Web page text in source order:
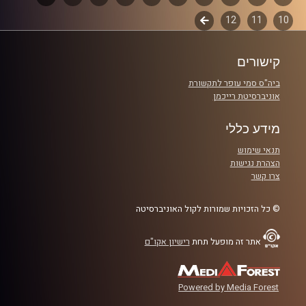
קרדיט תמונות:Elior Buchnik
פרקים
10
11
12
לשלב
קישורים
ביה"ס סמי עופר לתקשורת
אוניברסיטת רייכמן
מידע כללי
תנאי שימוש
הצהרת נגישות
צרו קשר
© כל הזכויות שמורות לקול האוניברסיטה
אתר זה מופעל תחת רישיון אקו"ם
Powered by Media Forest